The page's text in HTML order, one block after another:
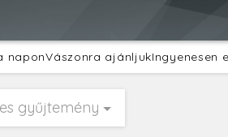
naponVászonra ajánljukIngyenesen
gyűjtemény